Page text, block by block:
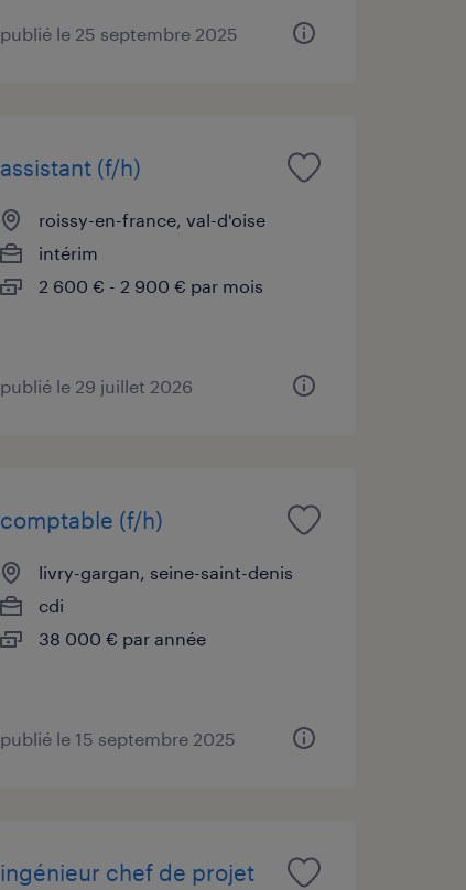
publié le 25 septembre 2025
assistant (f/h)
roissy-en-france, val-d'oise
intérim
2 600 € - 2 900 € par mois
publié le 29 juillet 2026
comptable (f/h)
livry-gargan, seine-saint-denis
cdi
38 000 € par année
publié le 15 septembre 2025
ingénieur chef de projet